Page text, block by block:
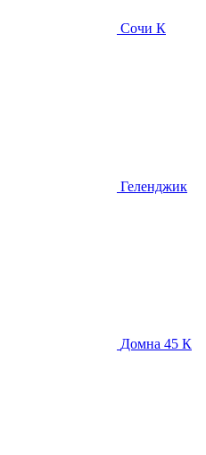
Сочи К
Геленджик
Домна 45 К